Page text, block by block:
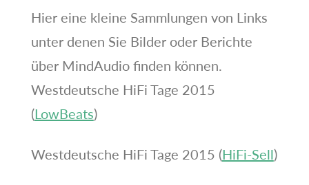
Hier eine kleine Sammlungen von Links
unter denen Sie Bilder oder Berichte
über MindAudio finden können.
Westdeutsche HiFi Tage 2015
(LowBeats)
Westdeutsche HiFi Tage 2015 (HiFi-Sell)